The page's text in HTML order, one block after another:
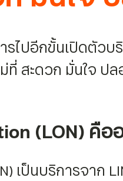
ไปอีกขั้นเปิดตัวบ
ม่ที่ สะดวก มั่นใจ
(LON) คือ
เป็นบริการจาก